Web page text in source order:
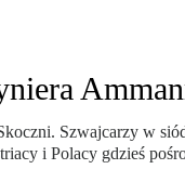
Szwajcarzy w
i Polacy gdzieś